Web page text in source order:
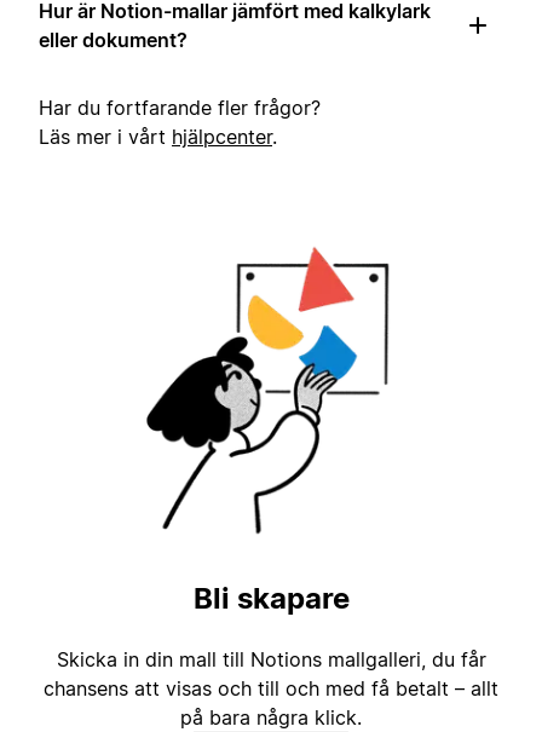
Hur är Notion-mallar jämfört med kalkylark
eller dokument?
Har du fortfarande fler frågor?
Läs mer i vårt hjälpcenter.
Bli skapare
Skicka in din mall till Notions mallgalleri, du får
chansens att visas och till och med få betalt – allt
på bara några klick.